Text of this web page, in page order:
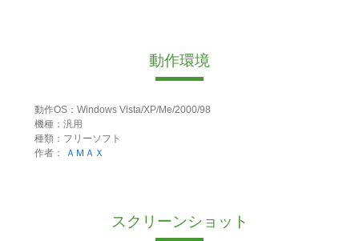
動作環境
動作OS：Windows Vista/XP/Me/2000/98
機種：汎用
種類：フリーソフト
作者：
ＡＭＡＸ
スクリーンショット